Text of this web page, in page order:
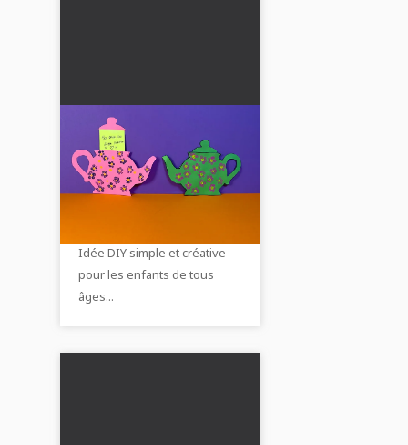
Carte de théière DIY
avec surprise : cadeau
pour la fête des mères
ou cadeau pour grand-
Créer une carte de théière
Idée DIY simple et créative
pour les enfants de tous
âges...